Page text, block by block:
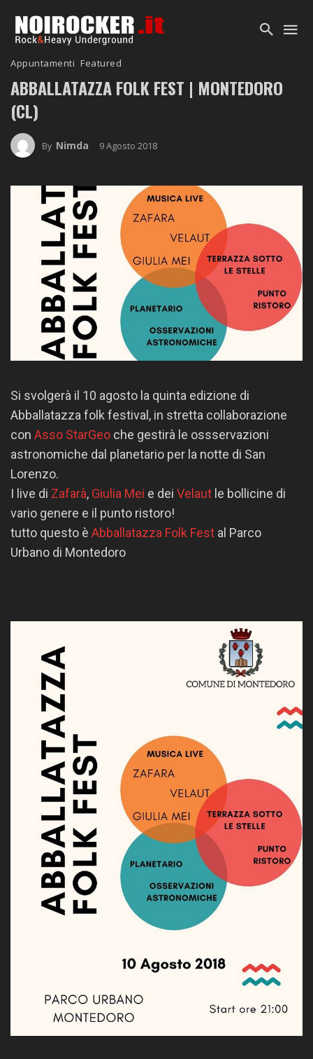
Appuntamenti Featured
ABBALLATAZZA FOLK FEST | MONTEDORO
(CL)
By Nimda 9 Agosto 2018
Si svolgerà il 10 agosto la quinta edizione di
Abballatazza folk festival, in stretta collaborazione
con Asso StarGeo che gestirà le ossservazioni
astronomiche dal planetario per la notte di San
Lorenzo.
I live di Zafarà, Giulia Mei e dei Velaut le bollicine di
vario genere e il punto ristoro!
tutto questo è Abballatazza Folk Fest al Parco
Urbano di Montedoro